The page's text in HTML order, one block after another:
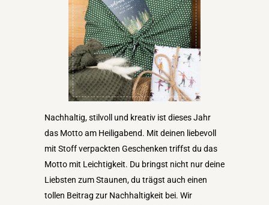
Nachhaltig, stilvoll und kreativ ist dieses Jahr
das Motto am Heiligabend. Mit deinen liebevoll
mit Stoff verpackten Geschenken triffst du das
Motto mit Leichtigkeit. Du bringst nicht nur deine
Liebsten zum Staunen, du trägst auch einen
tollen Beitrag zur Nachhaltigkeit bei. Wir